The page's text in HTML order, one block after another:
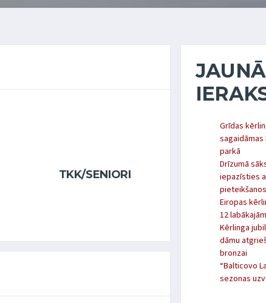
TKK/SENIORI
Grīdas
parkā
Drīzumā
iepazīsties
pieteikšanos
Eiropas
12
Kērlinga
dāmu
bronzai
“Balticovo
sezonas